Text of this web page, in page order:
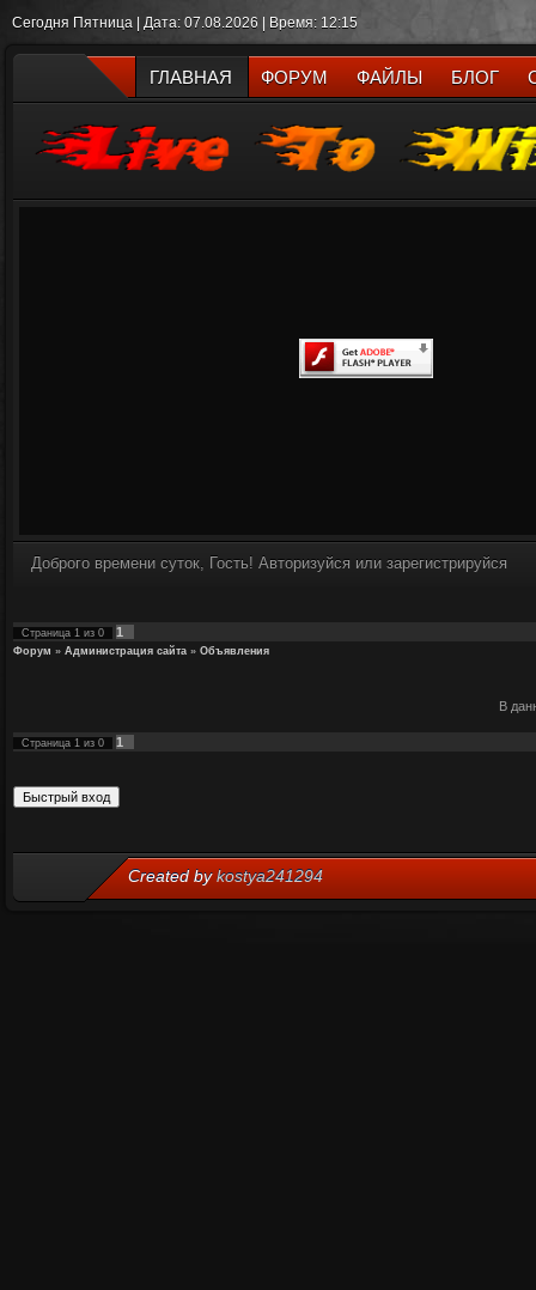
Сегодня Пятница | Дата: 07.08.2026 | Время: 12:15
ГЛАВНАЯ ФОРУМ ФАЙЛЫ БЛОГ
Доброго времени суток, Гость! Авторизуйся или зарегистрируйся
Страница 1 из 0 1
Форум » Администрация сайта » Объявления
В
Страница 1 из 0 1
Created bykostya241294